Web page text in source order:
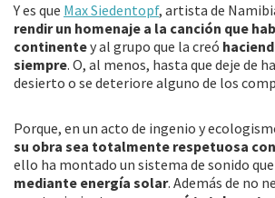
Y es que Max Siedentopf, artista de
rendir un homenaje a la canción que
continentey al grupo que la creó
siempre. O, al menos, hasta que deje de
desierto o se deteriore alguno de los
Porque, en un acto de ingenio y
su obra sea totalmente respetuosa
ello ha montado un sistema de sonido que
mediante energía solar. Además de no